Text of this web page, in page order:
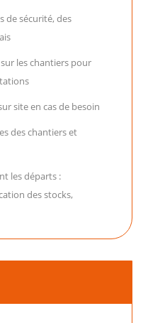
de sécurité, des
les chantiers pour
site en cas de besoin
des chantiers et
les départs :
des stocks,